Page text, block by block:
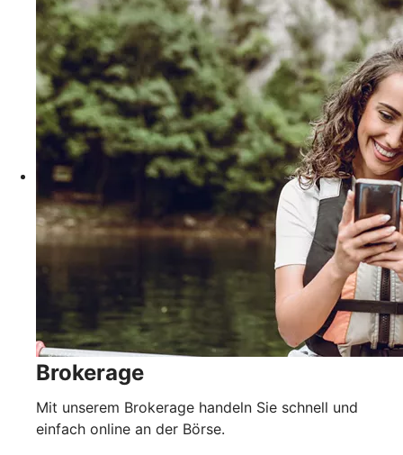
Brokerage
Mit unserem Brokerage handeln Sie schnell und
einfach online an der Börse.